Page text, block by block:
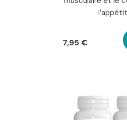
l’appétit
7,95€